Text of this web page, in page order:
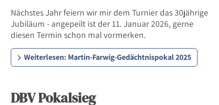
Nächstes Jahr feiern wir mir dem Turnier das 30jährige
Jubiläum - angepeilt ist der 11. Januar 2026, gerne
diesen Termin schon mal vormerken.
Weiterlesen: Martin-Farwig-Gedächtnispokal 2025
DBV Pokalsieg